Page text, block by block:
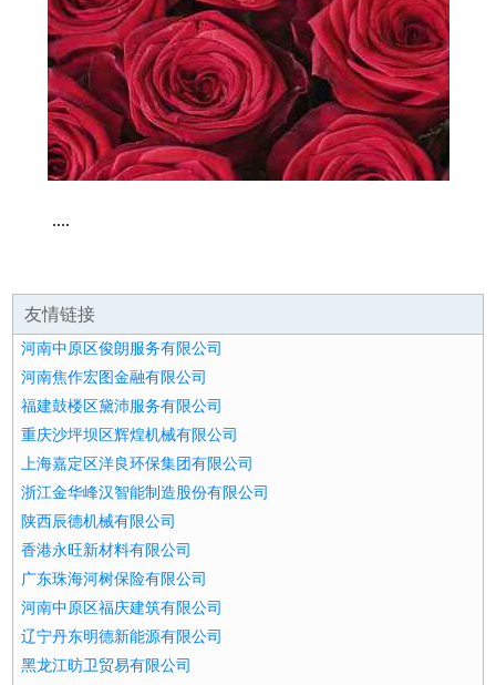
....
友情链接
河南中原区俊朗服务有限公司
河南焦作宏图金融有限公司
福建鼓楼区黛沛服务有限公司
重庆沙坪坝区辉煌机械有限公司
上海嘉定区洋良环保集团有限公司
浙江金华峰汉智能制造股份有限公司
陕西辰德机械有限公司
香港永旺新材料有限公司
广东珠海河树保险有限公司
河南中原区福庆建筑有限公司
辽宁丹东明德新能源有限公司
黑龙江昉卫贸易有限公司